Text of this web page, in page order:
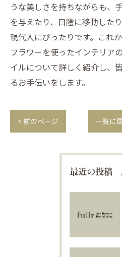
うな美しさを持ちながらも、
を与えたり、日陰に移動した
現代人にぴったりです。これ
フラワーを使ったインテリア
イルについて詳しく紹介し、
るお手伝いをします。
< 前のページ 一覧に
最近の投稿